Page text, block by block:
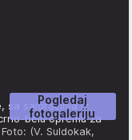
Pogledaj
fotogaleriju
sa saigračima iz
belu opremu za
Foto: (V. Suldokak,